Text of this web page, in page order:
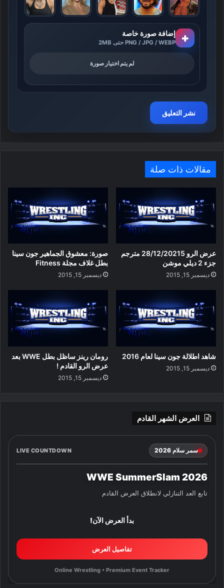
+ إضافة صورة خاصة
PNG / JPG / WEBP حتى 2MB
لم يتم اختيار صورة
مقالات ذات صلة
عرض الرو 28/12/20215 مترجم
جزء 2 ديلي موشن
ديسمبر 15, 2015
صورة: معشوق الجماهير جون سينا
بطل غلاف مجلة Fitness
ديسمبر 15, 2015
شاهد اطلالة جون سينا لعام 2016
ديسمبر 15, 2015
رومان رينز ساظل بطل WWE بعد
عرض الرو القادم !
ديسمبر 15, 2015
العرض الشهر القادم
سمر سلام 2026 LIVE COUNTDOWN
WWE SummerSlam 2026
تابع العد التنازلي لانطلاق العرض القادم
بدأ العرض الآن!
تفاصيل العرض
Online Wrestling • Premium Event Tracker